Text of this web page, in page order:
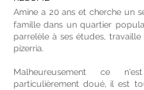
Amine a 20 ans et cherche un
famille dans un quartier
parrelèle à ses études,
pizerria.
Malheureusement ce
particulièrement doué, il est